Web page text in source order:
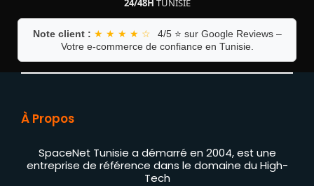
24/48H TUNISIE
Note client : ★ ★ ★ ★ ☆
4/5 ⭐ sur Google Reviews –
Votre e-commerce de confiance en Tunisie.
À Propos
SpaceNet Tunisie a démarré en 2004, est une
entreprise de référence dans le domaine du High-
Tech